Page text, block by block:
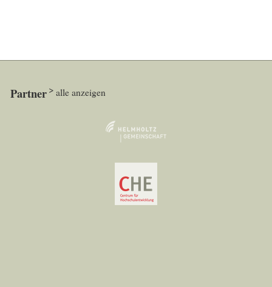
Partner alle anzeigen